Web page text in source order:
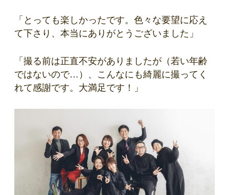
「とっても楽しかったです。色々な要望に応え
て下さり、本当にありがとうございました」
「撮る前は正直不安がありましたが（若い年齢
ではないので…）、こんなにも綺麗に撮ってく
れて感謝です。大満足です！」